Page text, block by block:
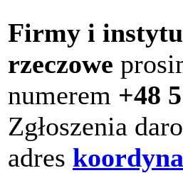
Firmy i
rzeczowe
numerem +48
Zgłoszenia
adres